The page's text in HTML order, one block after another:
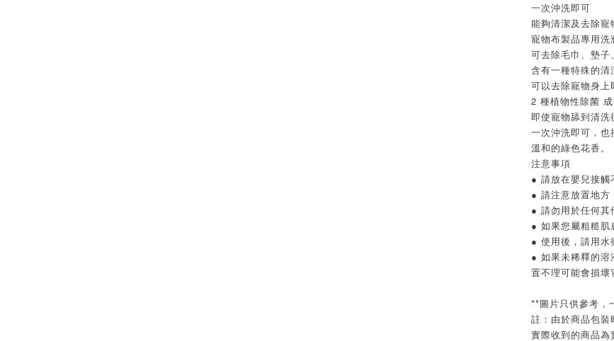
一次沖洗即可
能夠清潔及去除寵
寵物布製品專用洗
可去除毛巾、墊子
含有一種特殊的清
可以去除寵物身上
2 種植物性除菌 成
即使寵物舔到清洗
一次沖洗即可，也
溫和的綠色花香。
注意事項
● 請放在嬰兒接觸
● 請注意放置地方
● 請勿用於任何其
● 如果您屬粗糙肌
● 使用後，請用水
● 如果未稀釋的溶
置不理可能會損壞
**圖片只供參考，
註：由於商品包
實際收到的商品為